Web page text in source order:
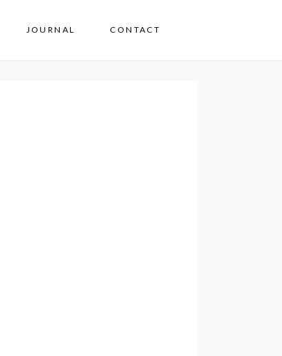
JOURNAL CONTACT